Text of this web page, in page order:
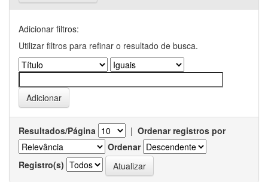
Adicionar filtros:
Utilizar filtros para refinar o resultado de busca.
Resultados/Página | Ordenar registros por
Ordenar
Registro(s)